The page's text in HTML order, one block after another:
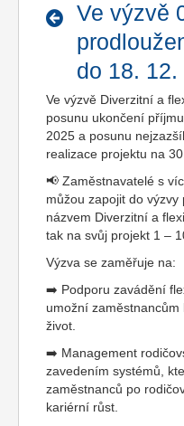
Ve výzvě
do 18. 12.
Ve výzvě Diverzitní a
posunu ukončení
2025 a posunu
realizace projektu na
📢 Zaměstnavatelé s
můžou zapojit do
názvem Diverzitní a
tak na svůj projekt 1 –
Výzva se zaměřuje na:
➡️ Podporu zavádění
umožní
život.
➡️ Management
zavedením systémů,
zaměstnanců po
kariérní růst.